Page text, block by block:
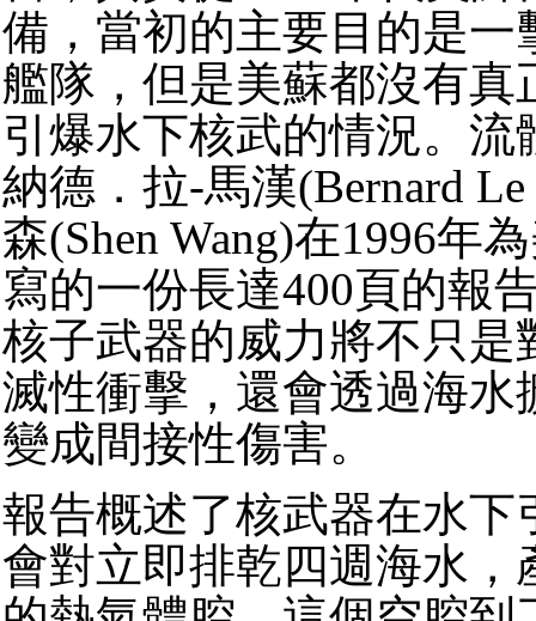
備，當初的主要目的是一
艦隊，但是美蘇都沒有真
引爆水下核武的情況。流
納德．拉-馬漢(Bernard
森(Shen Wang)在1996年
寫的一份長達400頁的報
核子武器的威力將不只是
滅性衝擊，還會透過海水
變成間接性傷害。
報告概述了核武器在水下
會對立即排乾四週海水，